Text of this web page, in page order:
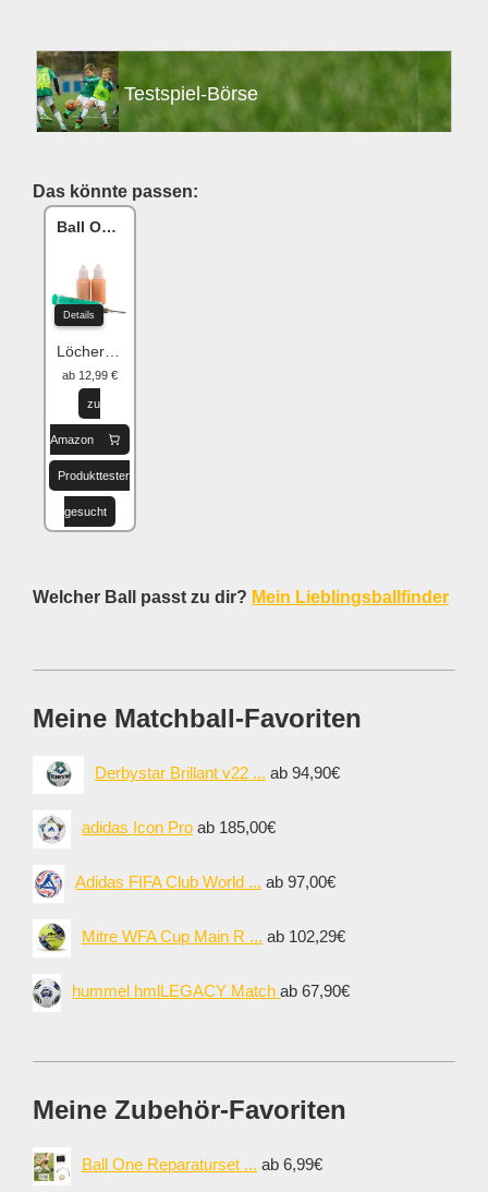
Testspiel-Börse
Das könnte passen:
Ball One Reparaturset
Details
ab 12,99 €
zu
Amazon
Produkttester
gesucht
Welcher Ball passt zu dir? Mein Lieblingsballfinder
Meine Matchball-Favoriten
Derbystar Brillant v22 ... ab 94,90€
adidas Icon Pro ab 185,00€
Adidas FIFA Club World ... ab 97,00€
Mitre WFA Cup Main R ... ab 102,29€
hummel hmlLEGACY Matchab 67,90€
Meine Zubehör-Favoriten
Ball One Reparaturset ... ab 6,99€